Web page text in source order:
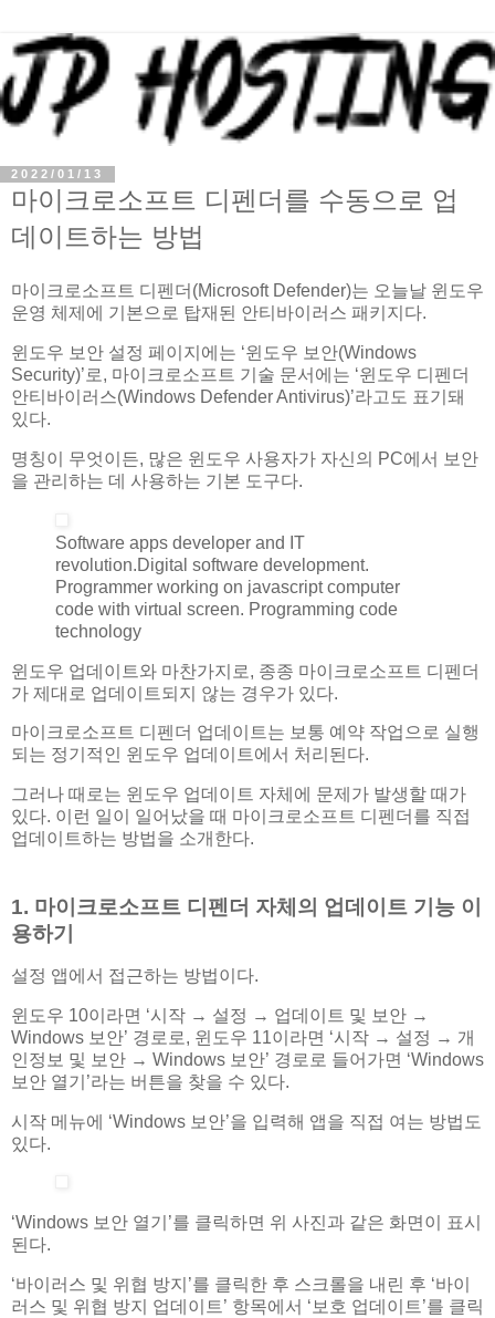
2022/01/13
마이크로소프트 디펜더를 수동으로 업
데이트하는 방법
마이크로소프트 디펜더(Microsoft Defender)는 오늘날 윈도우
운영 체제에 기본으로 탑재된 안티바이러스 패키지다.
윈도우 보안 설정 페이지에는 ‘윈도우 보안(Windows
Security)’로, 마이크로소프트 기술 문서에는 ‘윈도우 디펜더
안티바이러스(Windows Defender Antivirus)’라고도 표기돼
있다.
명칭이 무엇이든, 많은 윈도우 사용자가 자신의 PC에서 보안
을 관리하는 데 사용하는 기본 도구다.
Software apps developer and IT
revolution.Digital software development.
Programmer working on javascript computer
code with virtual screen. Programming code
technology
윈도우 업데이트와 마찬가지로, 종종 마이크로소프트 디펜더
가 제대로 업데이트되지 않는 경우가 있다.
마이크로소프트 디펜더 업데이트는 보통 예약 작업으로 실행
되는 정기적인 윈도우 업데이트에서 처리된다.
그러나 때로는 윈도우 업데이트 자체에 문제가 발생할 때가
있다. 이런 일이 일어났을 때 마이크로소프트 디펜더를 직접
업데이트하는 방법을 소개한다.
1. 마이크로소프트 디펜더 자체의 업데이트 기능 이
용하기
설정 앱에서 접근하는 방법이다.
윈도우 10이라면 ‘시작 → 설정 → 업데이트 및 보안 →
Windows 보안’ 경로로, 윈도우 11이라면 ‘시작 → 설정 → 개
인정보 및 보안 → Windows 보안’ 경로로 들어가면 ‘Windows
보안 열기’라는 버튼을 찾을 수 있다.
시작 메뉴에 ‘Windows 보안’을 입력해 앱을 직접 여는 방법도
있다.
‘Windows 보안 열기’를 클릭하면 위 사진과 같은 화면이 표시
된다.
‘바이러스 및 위협 방지’를 클릭한 후 스크롤을 내린 후 ‘바이
러스 및 위협 방지 업데이트’ 항목에서 ‘보호 업데이트’를 클릭